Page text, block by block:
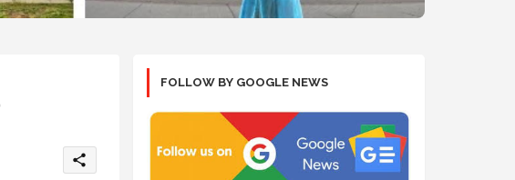
share
FOLLOW BY GOOGLE NEWS